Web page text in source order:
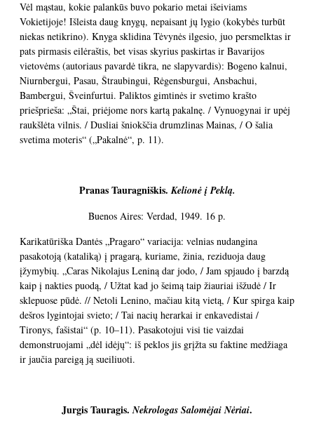
Vėl mąstau, kokie palankūs buvo pokario metai išeiviams
Vokietijoje! Išleista daug knygų, nepaisant jų lygio (kokybės turbūt
niekas netikrino). Knyga sklidina Tėvynės ilgesio, juo persmelktas ir
pats pirmasis eilėraštis, bet visas skyrius paskirtas ir Bavarijos
vietovėms (autoriaus pavardė tikra, ne slapyvardis): Bogeno kalnui,
Niurnbergui, Pasau, Štraubingui, Rėgensburgui, Ansbachui,
Bambergui, Šveinfurtui. Paliktos gimtinės ir svetimo krašto
priešprieša: „Štai, priėjome nors kartą pakalnę. / Vynuogynai ir upėj
raukšlėta vilnis. / Dusliai šniokščia drumzlinas Mainas, / O šalia
svetima moteris“ („Pakalnė“, p. 11).
Pranas Tauragniškis.Kelionė į Peklą.
Buenos Aires: Verdad, 1949. 16 p.
Karikatūriška Dantės „Pragaro“ variacija: velnias nudangina
pasakotoją (kataliką) į pragarą, kuriame, žinia, reziduoja daug
įžymybių. „Caras Nikolajus Leniną dar jodo, / Jam spjaudo į barzdą
kaip į nakties puodą, / Užtat kad jo šeimą taip žiauriai išžudė / Ir
sklepuose pūdė. // Netoli Lenino, mačiau kitą vietą, / Kur spirga kaip
dešros lygintojai svieto; / Tai nacių herarkai ir enkavedistai /
Tironys, fašistai“ (p. 10–11). Pasakotojui visi tie vaizdai
demonstruojami „dėl idėjų“: iš peklos jis grįžta su faktine medžiaga
ir jaučia pareigą ją sueiliuoti.
Jurgis Tauragis.Nekrologas Salomėjai Nėriai.